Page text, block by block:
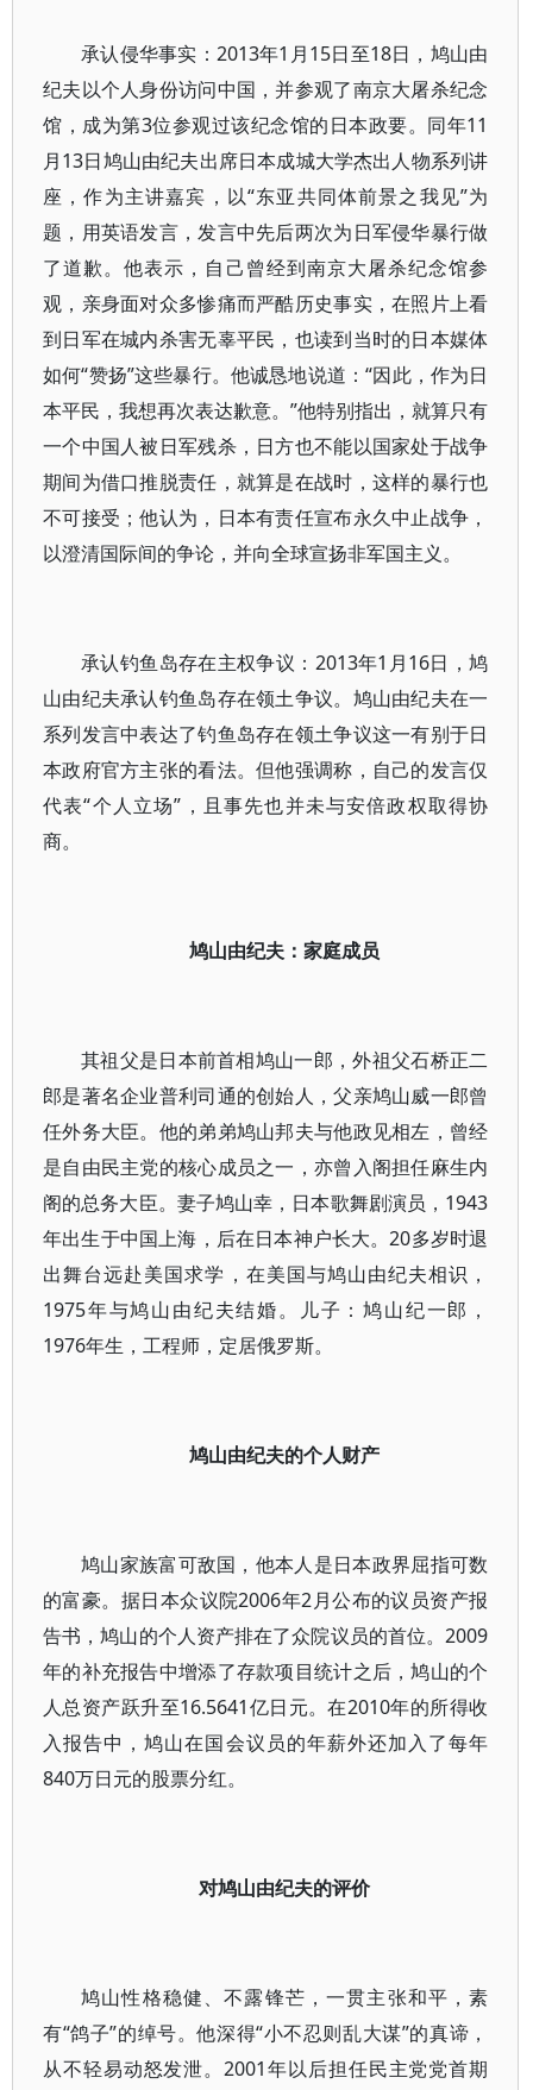
承认侵华事实：2013年1月15日至18日，鸠山由
纪夫以个人身份访问中国，并参观了南京大屠杀纪念
馆，成为第3位参观过该纪念馆的日本政要。同年11
月13日鸠山由纪夫出席日本成城大学杰出人物系列讲
座，作为主讲嘉宾，以“东亚共同体前景之我见”为
题，用英语发言，发言中先后两次为日军侵华暴行做
了道歉。他表示，自己曾经到南京大屠杀纪念馆参
观，亲身面对众多惨痛而严酷历史事实，在照片上看
到日军在城内杀害无辜平民，也读到当时的日本媒体
如何“赞扬”这些暴行。他诚恳地说道：“因此，作为日
本平民，我想再次表达歉意。”他特别指出，就算只有
一个中国人被日军残杀，日方也不能以国家处于战争
期间为借口推脱责任，就算是在战时，这样的暴行也
不可接受；他认为，日本有责任宣布永久中止战争，
以澄清国际间的争论，并向全球宣扬非军国主义。
承认钓鱼岛存在主权争议：2013年1月16日，鸠
山由纪夫承认钓鱼岛存在领土争议。鸠山由纪夫在一
系列发言中表达了钓鱼岛存在领土争议这一有别于日
本政府官方主张的看法。但他强调称，自己的发言仅
代表“个人立场”，且事先也并未与安倍政权取得协
商。
鸠山由纪夫：家庭成员
其祖父是日本前首相鸠山一郎，外祖父石桥正二
郎是著名企业普利司通的创始人，父亲鸠山威一郎曾
任外务大臣。他的弟弟鸠山邦夫与他政见相左，曾经
是自由民主党的核心成员之一，亦曾入阁担任麻生内
阁的总务大臣。妻子鸠山幸，日本歌舞剧演员，1943
年出生于中国上海，后在日本神户长大。20多岁时退
出舞台远赴美国求学，在美国与鸠山由纪夫相识，
1975年与鸠山由纪夫结婚。儿子：鸠山纪一郎，
1976年生，工程师，定居俄罗斯。
鸠山由纪夫的个人财产
鸠山家族富可敌国，他本人是日本政界屈指可数
的富豪。据日本众议院2006年2月公布的议员资产报
告书，鸠山的个人资产排在了众院议员的首位。2009
年的补充报告中增添了存款项目统计之后，鸠山的个
人总资产跃升至16.5641亿日元。在2010年的所得收
入报告中，鸠山在国会议员的年薪外还加入了每年
840万日元的股票分红。
对鸠山由纪夫的评价
鸠山性格稳健、不露锋芒，一贯主张和平，素
有“鸽子”的绰号。他深得“小不忍则乱大谋”的真谛，
从不轻易动怒发泄。2001年以后担任民主党党首期